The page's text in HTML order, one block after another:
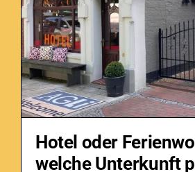
Hotel oder
welche Unterkunft